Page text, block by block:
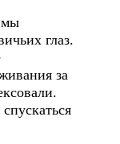
мы
глаз.
за